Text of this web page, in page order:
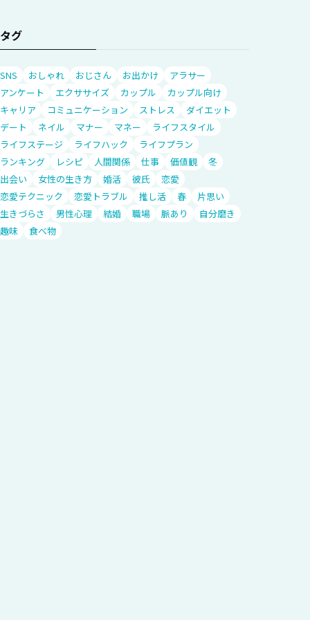
タグ
SNS おしゃれ おじさん お出かけ
アラサー
アンケート
エクササイズ カップル
カップル向け
キャリア
コミュニケーション ストレス
ダイエット
デート
ネイル マナー マネー
ライフスタイル
ライフステージ
ライフハック
ライフプラン
ランキング
レシピ 人間関係 仕事 価値観
冬
出会い
女性の生き方 婚活 彼氏
恋愛
恋愛テクニック
恋愛トラブル 推し活 春
片思い
生きづらさ
男性心理 結婚 職場 脈あり
自分磨き
趣味
食べ物